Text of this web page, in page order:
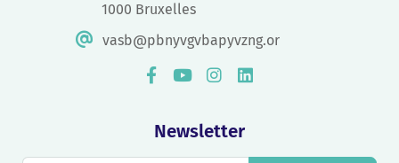
1000 Bruxelles
vasb@pbnyvgvbapyvzng.or
Newsletter